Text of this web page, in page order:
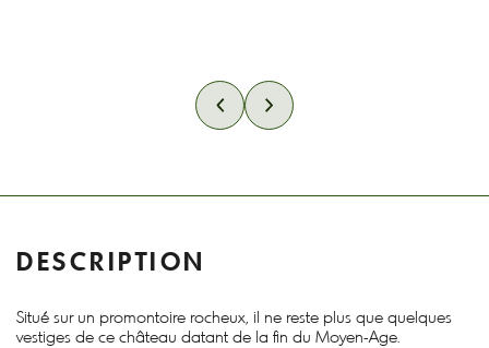
DESCRIPTION
Situé sur un promontoire rocheux, il ne reste plus que quelques
vestiges de ce château datant de la fin du Moyen-Age.